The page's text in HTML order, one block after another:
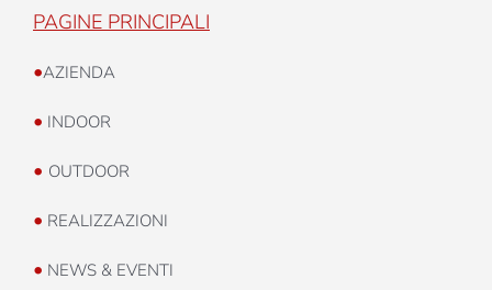
PAGINE PRINCIPALI
•AZIENDA
• INDOOR
• OUTDOOR
• REALIZZAZIONI
• NEWS & EVENTI